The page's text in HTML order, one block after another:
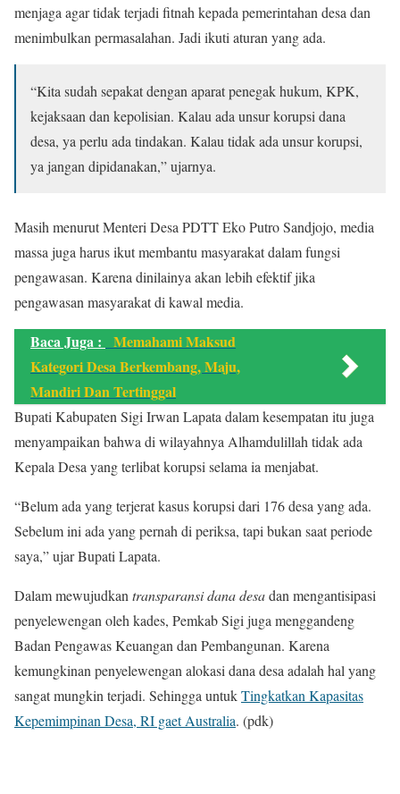
menjaga agar tidak terjadi fitnah kepada pemerintahan desa dan
menimbulkan permasalahan. Jadi ikuti aturan yang ada.
“Kita sudah sepakat dengan aparat penegak hukum, KPK,
kejaksaan dan kepolisian. Kalau ada unsur korupsi dana
desa, ya perlu ada tindakan. Kalau tidak ada unsur korupsi,
ya jangan dipidanakan,” ujarnya.
Masih menurut Menteri Desa PDTT Eko Putro Sandjojo, media
massa juga harus ikut membantu masyarakat dalam fungsi
pengawasan. Karena dinilainya akan lebih efektif jika
pengawasan masyarakat di kawal media.
Baca Juga :
Memahami Maksud
Kategori Desa Berkembang, Maju,
Mandiri Dan Tertinggal
Bupati Kabupaten Sigi Irwan Lapata dalam kesempatan itu juga
menyampaikan bahwa di wilayahnya Alhamdulillah tidak ada
Kepala Desa yang terlibat korupsi selama ia menjabat.
“Belum ada yang terjerat kasus korupsi dari 176 desa yang ada.
Sebelum ini ada yang pernah di periksa, tapi bukan saat periode
saya,” ujar Bupati Lapata.
Dalam mewujudkan transparansi dana desadan mengantisipasi
penyelewengan oleh kades, Pemkab Sigi juga menggandeng
Badan Pengawas Keuangan dan Pembangunan. Karena
kemungkinan penyelewengan alokasi dana desa adalah hal yang
sangat mungkin terjadi. Sehingga untukTingkatkan Kapasitas
Kepemimpinan Desa, RI gaet Australia. (pdk)